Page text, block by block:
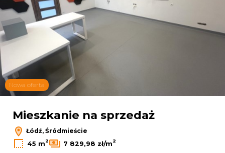
Nowa oferta
Mieszkanie na sprzedaż
Łódź, Śródmieście
45 m2 7 829,98 zł/m2